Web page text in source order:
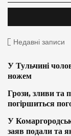
Недавні записи
У Тульчині
ножем
Грози, зливи та
погіршиться
У
заяв подали та